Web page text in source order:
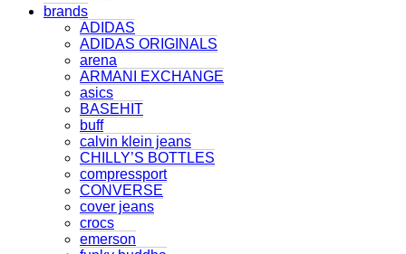
brands
ADIDAS
ADIDAS ORIGINALS
arena
ARMANI EXCHANGE
asics
BASEHIT
buff
calvin klein jeans
CHILLY’S BOTTLES
compressport
CONVERSE
cover jeans
crocs
emerson